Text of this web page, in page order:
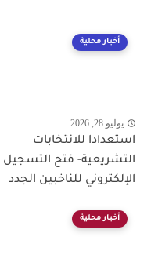
أخبار محلية
يوليو 28, 2026
استعدادا للانتخابات
التشريعية- فتح التسجيل
الإلكتروني للناخبين الجدد
أخبار محلية